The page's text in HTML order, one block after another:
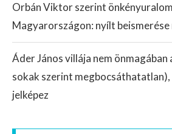
Orbán Viktor szerint
Magyarországon: nyílt beismerése
Áder János villája nem önmagában
sokak szerint megbocsáthatatlan),
jelképez